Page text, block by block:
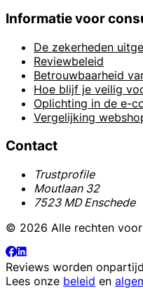
Informatie voor
De zekerheden
Reviewbeleid
Betrouwbaarheid
Hoe blijf je veilig
Oplichting in de e-
Vergelijking
Contact
Trustprofile
Moutlaan 32
7523 MD Enschede
© 2026 Alle rechten
Reviews worden
Lees onze beleid en